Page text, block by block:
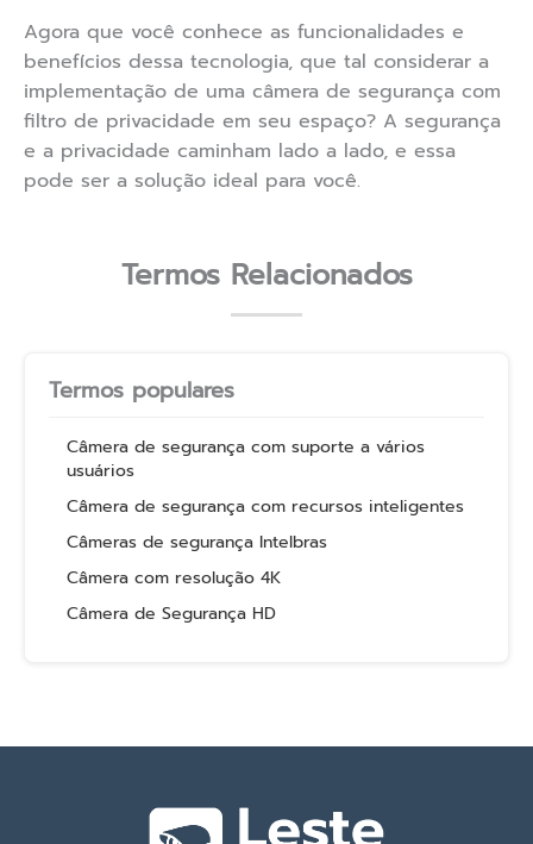
Agora que você conhece as funcionalidades e
benefícios dessa tecnologia, que tal considerar a
implementação de uma câmera de segurança com
filtro de privacidade em seu espaço? A segurança
e a privacidade caminham lado a lado, e essa
pode ser a solução ideal para você.
Termos Relacionados
Termos populares
Câmera de segurança com suporte a vários
usuários
Câmera de segurança com recursos inteligentes
Câmeras de segurança Intelbras
Câmera com resolução 4K
Câmera de Segurança HD